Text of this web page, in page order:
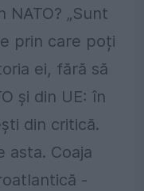
NATO? „Sunt
prin care poți
ei, fără să
și din UE: în
din critică.
asta. Coaja
-